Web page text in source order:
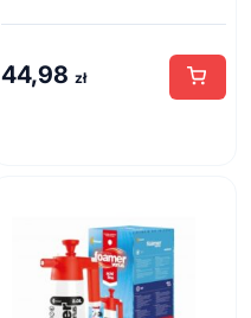
44,98 zł